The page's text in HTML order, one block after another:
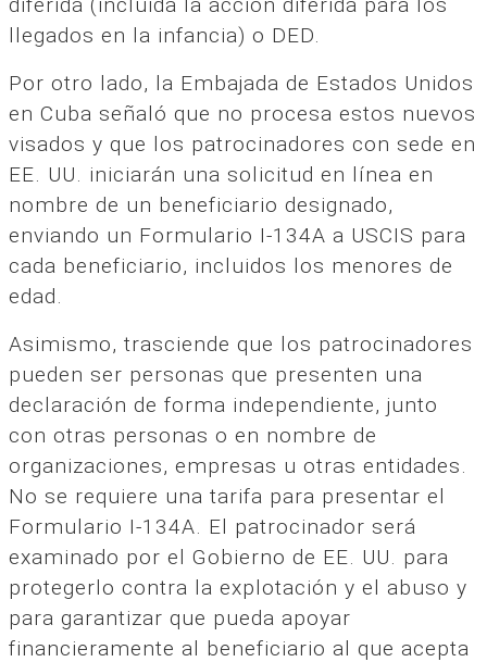
llegados en la infancia) o DED.
Por otro lado, la Embajada de Estados Unidos
en Cuba señaló que no procesa estos nuevos
visados y que los patrocinadores con sede en
EE. UU. iniciarán una solicitud en línea en
nombre de un beneficiario designado,
enviando un Formulario I-134A a USCIS para
cada beneficiario, incluidos los menores de
edad.
Asimismo, trasciende que los patrocinadores
pueden ser personas que presenten una
declaración de forma independiente, junto
con otras personas o en nombre de
organizaciones, empresas u otras entidades.
No se requiere una tarifa para presentar el
Formulario I-134A. El patrocinador será
examinado por el Gobierno de EE. UU. para
protegerlo contra la explotación y el abuso y
para garantizar que pueda apoyar
financieramente al beneficiario al que acepta